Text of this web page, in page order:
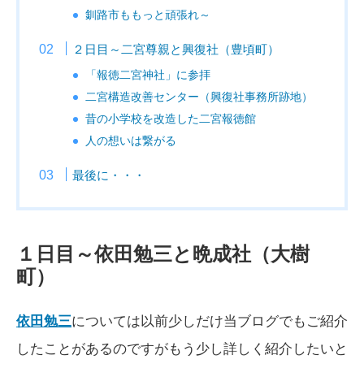
釧路市ももっと頑張れ～
２日目～二宮尊親と興復社（豊頃町）
「報徳二宮神社」に参拝
二宮構造改善センター（興復社事務所跡地）
昔の小学校を改造した二宮報徳館
人の想いは繋がる
最後に・・・
１日目～依田勉三と晩成社（大樹
町）
依田勉三については以前少しだけ当ブログでもご紹介
したことがあるのですがもう少し詳しく紹介したいと